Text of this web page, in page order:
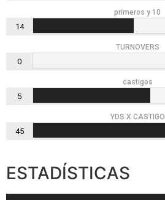
primeros y 10
14
TURNOVERS
0
castigos
5
YDS X CASTIGO
45
ESTADÍSTICAS